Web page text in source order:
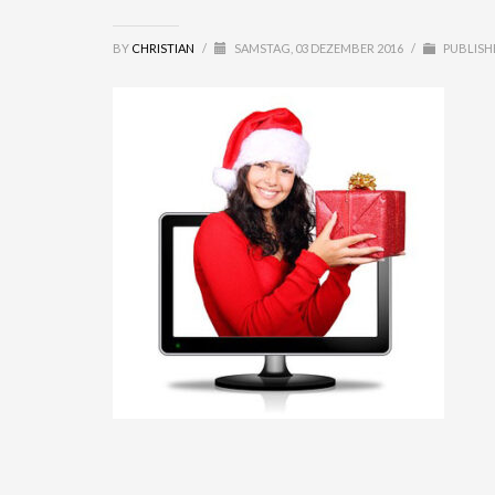
BY CHRISTIAN / SAMSTAG, 03 DEZEMBER 2016 /